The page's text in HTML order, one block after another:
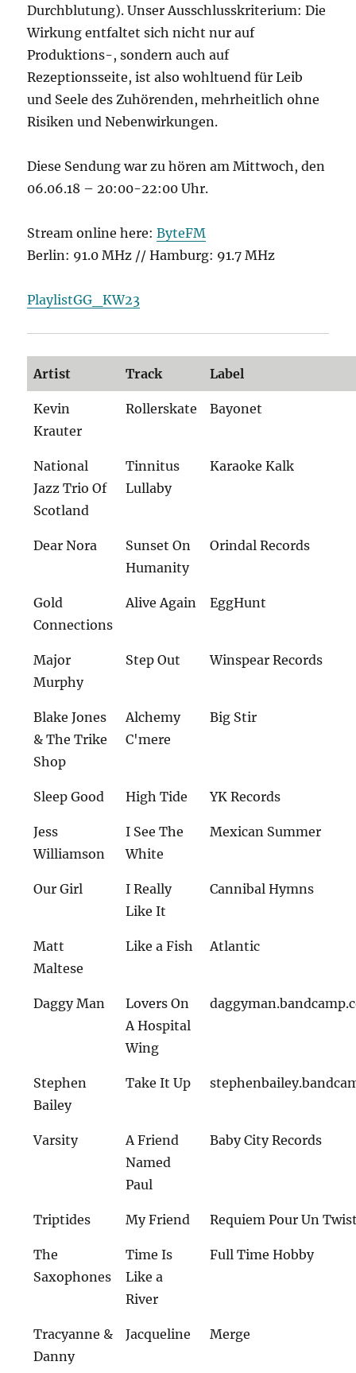
Durchblutung). Unser Ausschlusskriterium: Die
Wirkung entfaltet sich nicht nur auf
Produktions-, sondern auch auf
Rezeptionsseite, ist also wohltuend für Leib
und Seele des Zuhörenden, mehrheitlich ohne
Risiken und Nebenwirkungen.
Diese Sendung war zu hören am Mittwoch, den
06.06.18 – 20:00-22:00 Uhr.
Stream online here:ByteFM
Berlin: 91.0 MHz // Hamburg: 91.7 MHz
PlaylistGG_KW23
Artist Track Label
Kevin
Krauter
Rollerskate Bayonet
National
Jazz Trio Of
Scotland
Tinnitus
Lullaby
Karaoke Kalk
Dear Nora
Sunset On
Humanity
Orindal Records
Gold
Connections
Alive Again EggHunt
Major
Murphy
Step Out Winspear Records
Blake Jones
& The Trike
Shop
Alchemy
C'mere
Big Stir
Sleep Good High Tide YK Records
Jess
Williamson
I See The
White
Mexican Summer
Our Girl
I Really
Like It
Cannibal Hymns
Matt
Maltese
Like a Fish Atlantic
Daggy Man
Lovers On
A Hospital
Wing
Stephen
Bailey
Take It Up
Varsity
A Friend
Named
Paul
Baby City Records
Triptides My Friend Requiem Pour Un
The
Saxophones
Time Is
Like a
River
Full Time Hobby
Tracyanne &
Danny
Jacqueline Merge